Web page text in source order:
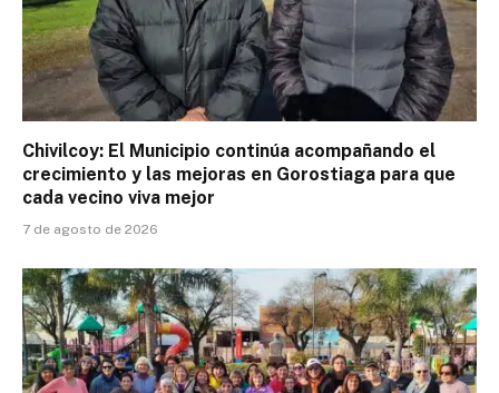
Chivilcoy: El Municipio continúa acompañando el
crecimiento y las mejoras en Gorostiaga para que
cada vecino viva mejor
7 de agosto de 2026